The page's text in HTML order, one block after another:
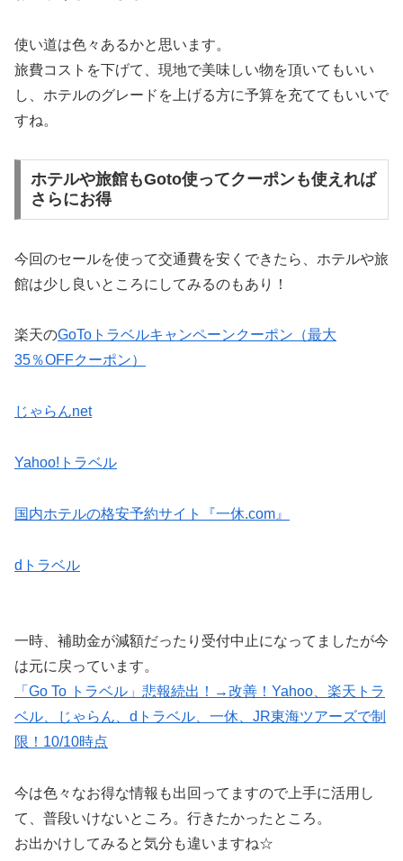
使い道は色々あるかと思います。
旅費コストを下げて、現地で美味しい物を頂いてもいい
し、ホテルのグレードを上げる方に予算を充ててもいいで
すね。
ホテルや旅館もGoto使ってクーポンも使えれば
さらにお得
今回のセールを使って交通費を安くできたら、ホテルや旅
館は少し良いところにしてみるのもあり！
楽天のGoToトラベルキャンペーンクーポン（最大
35％OFFクーポン）
じゃらんnet
Yahoo!トラベル
国内ホテルの格安予約サイト『一休.com』
dトラベル
一時、補助金が減額だったり受付中止になってましたが今
は元に戻っています。
「Go To トラベル」悲報続出！→改善！Yahoo、楽天トラ
ベル、じゃらん、dトラベル、一休、JR東海ツアーズで制
限！10/10時点
今は色々なお得な情報も出回ってますので上手に活用し
て、普段いけないところ。行きたかったところ。
お出かけしてみると気分も違いますね☆